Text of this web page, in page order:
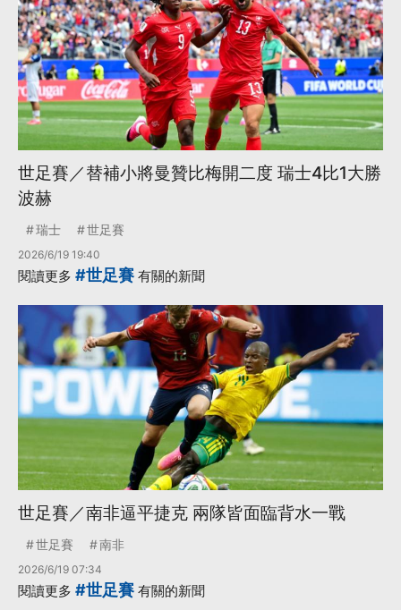
世足賽／替補小將曼贊比梅開二度 瑞士4比1大勝
波赫
瑞士 世足賽
2026/6/19 19:40
閱讀更多 #世足賽 有關的新聞
世足賽／南非逼平捷克 兩隊皆面臨背水一戰
世足賽 南非
2026/6/19 07:34
閱讀更多 #世足賽 有關的新聞